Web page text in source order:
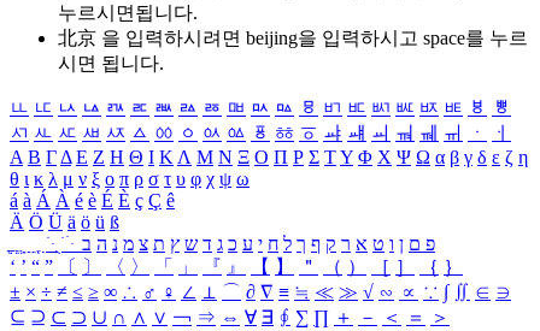
누르시면됩니다.
北京 을 입력하시려면 beijing을 입력하시고 space를 누르
시면 됩니다.
ㅥ ㅦ ㅧ ㅨ ㅩ ㅪ ㅫ ㅬ ㅭ ㅮ ㅯ ㅰ ㅱ ㅲ ㅳ ㅴ ㅵ ㅶ ㅷ ㅸ
ㅹ
ㅺ ㅻ ㅼ ㅽ ㅾ ㅿ ㆀ ㆁ ㆂ ㆃ ㆄ ㆅ ㆆ ㆇ ㆈ ㆉ ㆊ ㆋ ㆌ ㆍ
ㆎ
Α Β ΓΔ Ε Ζ Η Θ Ι ΚΛ Μ Ν Ξ Ο Π Ρ Σ ΤΥ Φ Χ Ψ Ω α β γ δ ε ζ η
θ ι κ λ μ ν ξ ο π ρ σ τ υ φ χ ψ ω
á à Á À é è É È ç Ç ê
Ä Ö Ü ä ö ü ß
ִֶֹ ֻּ ׁׂ פ ם ן ו ט א ר ק ף ך ל ח י ע כ ג ד ש ץ ת צ מ נ ה ב
‘ ’ “ ” 〔 〕 〈 〉 「 」 『 』 【 】 ＂ （ ） ［ ］ ｛ ｝
± × ÷ ≠ ≤ ≥ ∞ ∴ ♂ ♀ ∠ ⊥ ⌒ ∂ ∇ ≡ ≒ ≪ ≫ √ ∽ ∝ ∵ ∫ ∬ ∈ ∋
⊆ ⊇ ⊂ ⊃ ∪ ∩ ∧ ∨ ￢ ⇒ ⇔ ∀ ∃ ∮ ∑ ∏ ＋ － ＜ ＝
＞